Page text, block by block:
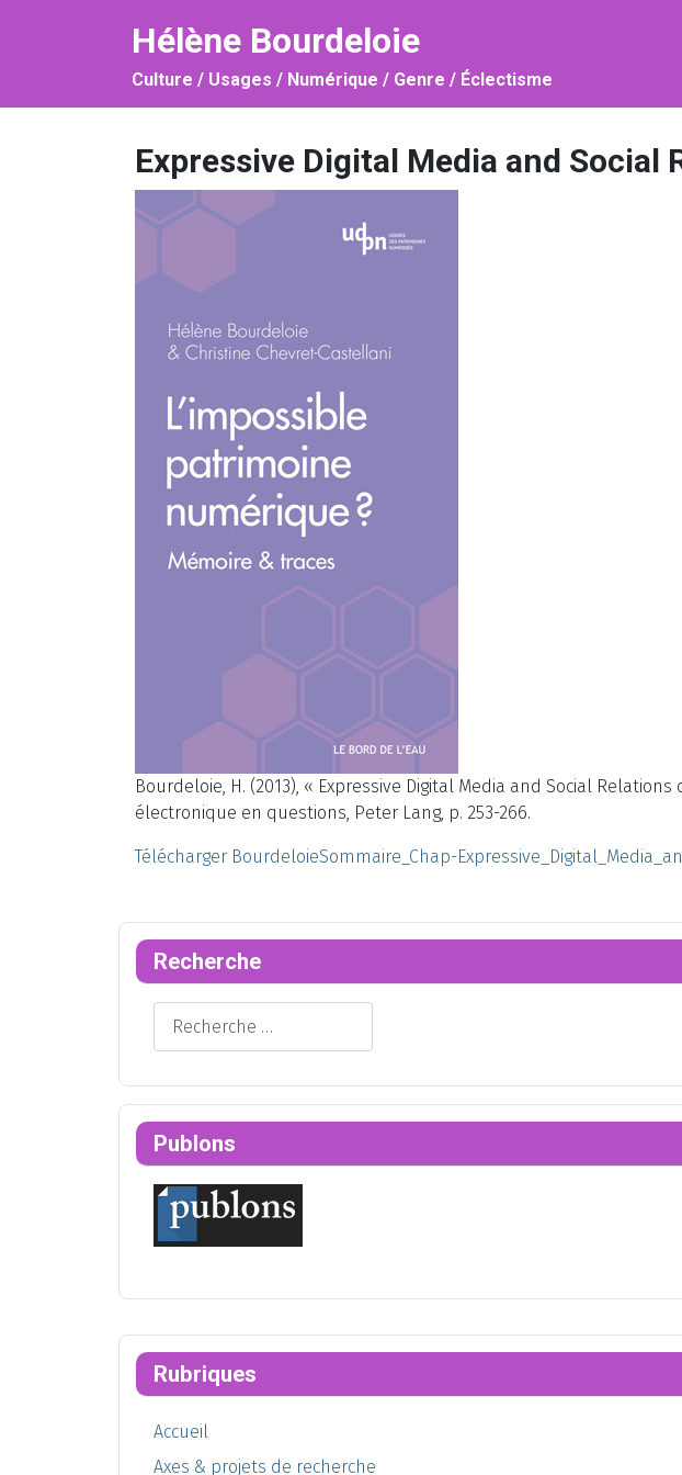
Hélène Bourdeloie
Culture / Usages / Numérique / Genre / Éclectisme
Rubriques
Accueil
Axes & projets de recherche
Expressive Digital Media and Social
Bourdeloie, H. (2013), « Expressive Digital Media and Social
électronique en questions, Peter Lang, p. 253-266.
Télécharger BourdeloieSommaire_Chap-
Recherche
Rechercher
Publons